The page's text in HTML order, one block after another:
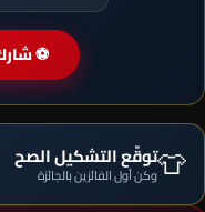
⚽
👕توقّع التشكيل الصح
وكن أول الفائزين بالجائزة